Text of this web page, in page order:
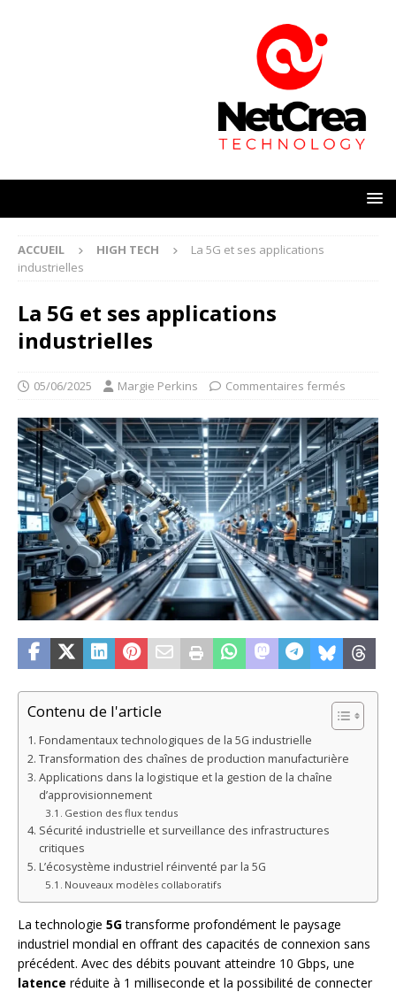
ACCUEIL HIGH TECH
La 5G et ses applications
industrielles
La 5G et ses applications
industrielles
05/06/2025 Margie Perkins Commentaires fermés
Contenu de l'article
Fondamentaux technologiques de la 5G industrielle
Transformation des chaînes de production manufacturière
Applications dans la logistique et la gestion de la chaîne
d’approvisionnement
Gestion des flux tendus
Sécurité industrielle et surveillance des infrastructures
critiques
L’écosystème industriel réinventé par la 5G
Nouveaux modèles collaboratifs
La technologie 5Gtransforme profondément le paysage
industriel mondial en offrant des capacités de connexion sans
précédent. Avec des débits pouvant atteindre 10 Gbps, une
latence réduite à 1 milliseconde et la possibilité de connecter